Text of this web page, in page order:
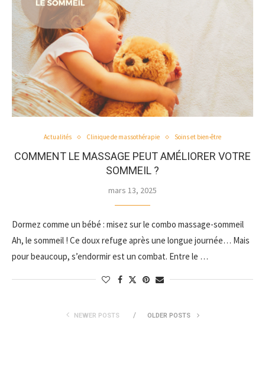
Actualités Clinique de massothérapie Soins et bien-être
COMMENT LE MASSAGE PEUT AMÉLIORER VOTRE
SOMMEIL ?
mars 13, 2025
Dormez comme un bébé : misez sur le combo massage-sommeil
Ah, le sommeil ! Ce doux refuge après une longue journée… Mais
pour beaucoup, s’endormir est un combat. Entre le …
NEWER POSTS OLDER POSTS